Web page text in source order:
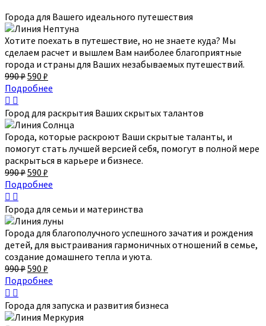
Города для Вашего идеального путешествия
Хотите поехать в путешествие, но не знаете куда? Мы
сделаем расчет и вышлем Вам наиболее благоприятные
города и страны для Ваших незабываемых путешествий.
990₽590 ₽
Подробнее
Город для раскрытия Ваших скрытых талантов
Города, которые раскроют Ваши скрытые таланты, и
помогут стать лучшей версией себя, помогут в полной мере
раскрыться в карьере и бизнесе.
990₽590 ₽
Подробнее
Города для семьи и материнства
Города для благополучного успешного зачатия и рождения
детей, для выстраивания гармоничных отношений в семье,
создание домашнего тепла и уюта.
990₽590 ₽
Подробнее
Города для запуска и развития бизнеса